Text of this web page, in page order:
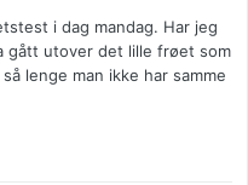
i dag mandag. Har jeg
gått utover det lille frøet som
lenge man ikke har samme